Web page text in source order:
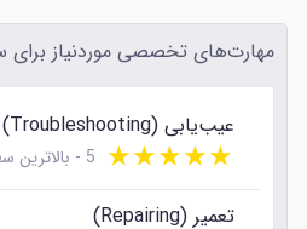
عبارت‌اند از:
✓ مدارک هویتی مانند
ازدواج، کارت پایان خدمت یا
✓ پاسپورت معتبر و مدت‌دار (حداقل 6 ماه
✓ مدرک زبان انگلیسی (IELTS, CELPIP, TEF)
مهارت‌های تخصصی موردنیاز برای
عیب‌یابی (Troubleshooting)
★
★
★
★
★ 5 - بالاترین سطح
تعمیر (Repairing)